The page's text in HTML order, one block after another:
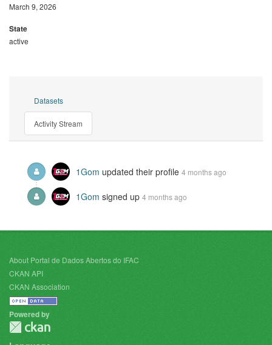
March 9, 2026
State
active
Datasets
Activity Stream
1Gom updated their profile 4 months ago
1Gom signed up 4 months ago
About Portal de Dados Abertos do IFAC
CKAN API
CKAN Association
Powered by